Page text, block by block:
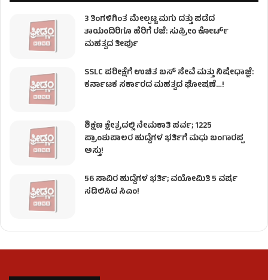
3 ತಿಂಗಳಿಗಿಂತ ಮೇಲ್ಪಟ್ಟ ಮಗು ದತ್ತು ಪಡೆದ
ತಾಯಂದಿರಿಗೂ ಹೆರಿಗೆ ರಜೆ: ಸುಪ್ರೀಂ ಕೋರ್ಟ್
ಮಹತ್ವದ ತೀರ್ಪು
SSLC ಪರೀಕ್ಷೆಗೆ ಉಚಿತ ಬಸ್ ಸೇವೆ ಮತ್ತು ನಿಷೇಧಾಜ್ಞೆ:
ಕರ್ನಾಟಕ ಸರ್ಕಾರದ ಮಹತ್ವದ ಘೋಷಣೆ…!
ಶಿಕ್ಷಣ ಕ್ಷೇತ್ರದಲ್ಲಿ ನೇಮಕಾತಿ ಪರ್ವ; 1225
ಪ್ರಾಂಶುಪಾಲರ ಹುದ್ದೆಗಳ ಭರ್ತಿಗೆ ಮಧು ಬಂಗಾರಪ್ಪ
ಅಸ್ತು!
56 ಸಾವಿರ ಹುದ್ದೆಗಳ ಭರ್ತಿ; ವಯೋಮಿತಿ 5 ವರ್ಷ
ಸಡಿಲಿಸಿದ ಸಿಎಂ!